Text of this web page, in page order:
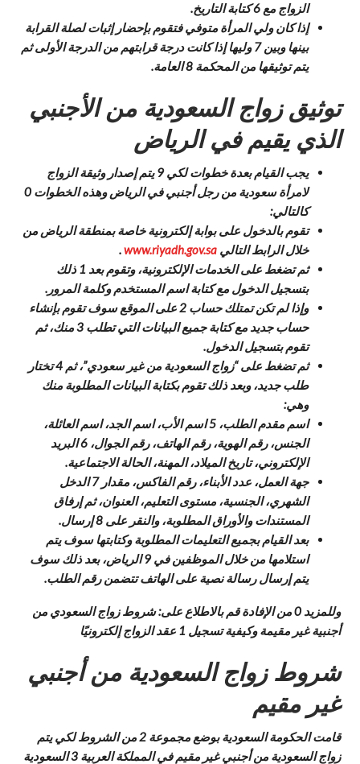
الزواج مع 6 كتابة التاريخ.
إذا كان ولي المرأة متوفي فتقوم بإحضار إثبات لصلة القرابة
بينها وبين 7 وليها إذا كانت درجة قرابتهم من الدرجة الأولى ثم
يتم توثيقها من المحكمة 8 العامة.
توثيق زواج السعودية من الأجنبي
الذي يقيم في الرياض
يجب القيام بعدة خطوات لكي 9 يتم إصدار وثيقة الزواج
لامرأة سعودية من رجل أجنبي في الرياض وهذه الخطوات 0
كالتالي:
تقوم بالدخول على بوابة إلكترونية خاصة بمنطقة الرياض من
خلال الرابط التالي www.riyadh.gov.sa
.
ثم تضغط على الخدمات الإلكترونية، وتقوم بعد 1 ذلك
بتسجيل الدخول مع كتابة اسم المستخدم وكلمة المرور.
وإذا لم تكن تمتلك حساب 2 على الموقع سوف تقوم بإنشاء
حساب جديد مع كتابة جميع البيانات التي تطلب 3 منك، ثم
تقوم بتسجيل الدخول.
ثم تضغط على “زواج السعودية من غير سعودي”، ثم 4 تختار
طلب جديد، وبعد ذلك تقوم بكتابة البيانات المطلوبة منك
وهي:
اسم مقدم الطلب، 5 اسم الأب، اسم الجد، اسم العائلة،
الجنس، رقم الهوية، رقم الهاتف، رقم الجوال، 6 البريد
الإلكتروني، تاريخ الميلاد، المهنة، الحالة الاجتماعية.
جهة العمل، عدد الأبناء، رقم الفاكس، مقدار 7 الدخل
الشهري، الجنسية، مستوى التعليم، العنوان، ثم إرفاق
المستندات والأوراق المطلوبة، والنقر على 8 إرسال.
بعد القيام بجميع التعليمات المطلوبة وكتابتها سوف يتم
استلامها من خلال الموظفين في 9 الرياض، بعد ذلك سوف
يتم إرسال رسالة نصية على الهاتف تتضمن رقم الطلب.
وللمزيد 0 من الإفادة قم بالاطلاع على: شروط زواج السعودي من
أجنبية غير مقيمة وكيفية تسجيل 1 عقد الزواج إلكترونيًا
شروط زواج السعودية من أجنبي
غير مقيم
قامت الحكومة السعودية بوضع مجموعة 2 من الشروط لكي يتم
زواج السعودية من أجنبي غير مقيم في المملكة العربية 3 السعودية